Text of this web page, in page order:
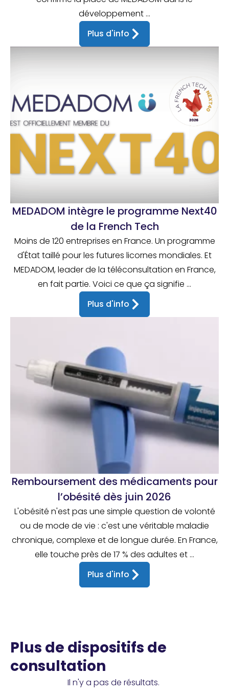
développement ...
Plus d'info
MEDADOM intègre le programme Next40
de la French Tech
Moins de 120 entreprises en France. Un programme
d'État taillé pour les futures licornes mondiales. Et
MEDADOM, leader de la téléconsultation en France,
en fait partie. Voici ce que ça signifie ...
Plus d'info
Remboursement des médicaments pour
l’obésité dès juin 2026
L'obésité n'est pas une simple question de volonté
ou de mode de vie : c'est une véritable maladie
chronique, complexe et de longue durée. En France,
elle touche près de 17 % des adultes et ...
Plus d'info
Plus de dispositifs de
consultation
Il n'y a pas de résultats.